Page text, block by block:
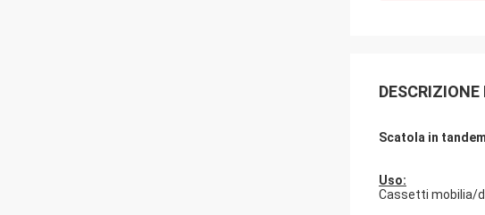
DESCRIZIONE
Scatola in
Uso:
Cassetti mobilia/